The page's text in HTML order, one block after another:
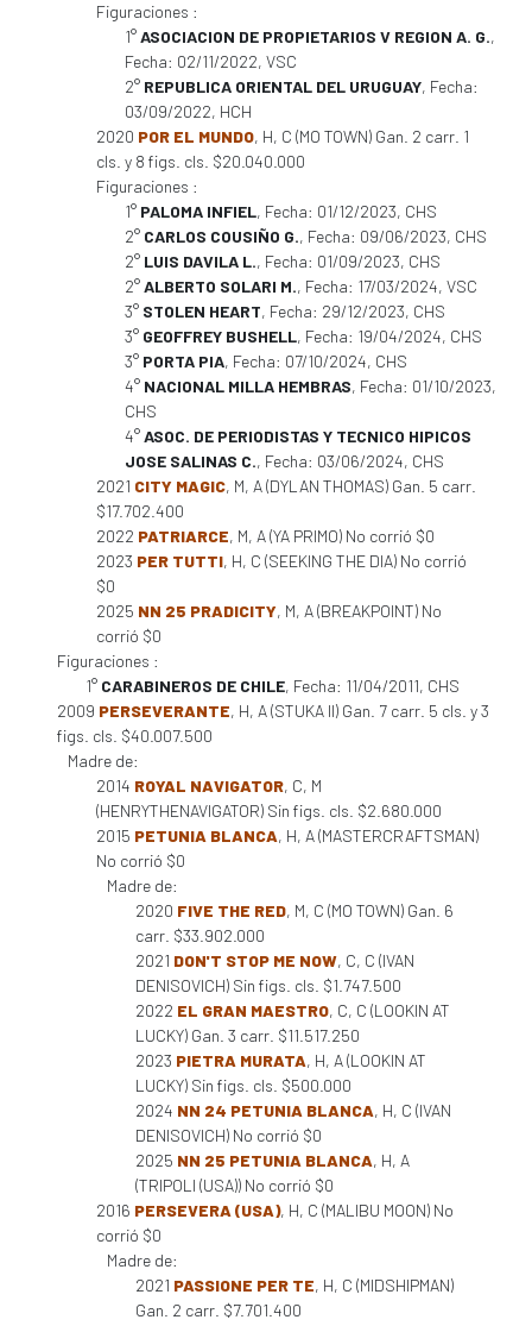
Figuraciones :
1°ASOCIACION DE PROPIETARIOS V REGION A. G.,
Fecha: 02/11/2022, VSC
2° REPUBLICA ORIENTAL DEL URUGUAY, Fecha:
03/09/2022, HCH
2020 POR EL MUNDO, H, C (MO TOWN) Gan. 2 carr. 1
cls. y 8 figs. cls. $20.040.000
Figuraciones :
1° PALOMA INFIEL, Fecha: 01/12/2023, CHS
2° CARLOS COUSIÑO G., Fecha: 09/06/2023, CHS
2° LUIS DAVILA L., Fecha: 01/09/2023, CHS
2°ALBERTO SOLARI M., Fecha: 17/03/2024, VSC
3° STOLEN HEART, Fecha: 29/12/2023, CHS
3° GEOFFREY BUSHELL, Fecha: 19/04/2024, CHS
3° PORTA PIA, Fecha: 07/10/2024, CHS
4° NACIONAL MILLA HEMBRAS, Fecha: 01/10/2023,
CHS
4°ASOC. DE PERIODISTAS Y TECNICO HIPICOS
JOSE SALINAS C., Fecha: 03/06/2024, CHS
2021 CITY MAGIC, M, A (DYLAN THOMAS) Gan. 5 carr.
$17.702.400
2022 PATRIARCE, M, A (YA PRIMO) No corrió $0
2023 PER TUTTI, H, C (SEEKING THE DIA) No corrió
$0
2025 NN 25 PRADICITY, M, A (BREAKPOINT) No
corrió $0
Figuraciones :
1° CARABINEROS DE CHILE, Fecha: 11/04/2011, CHS
2009 PERSEVERANTE, H, A (STUKA II) Gan. 7 carr. 5 cls. y 3
figs. cls. $40.007.500
Madre de:
2014 ROYAL NAVIGATOR, C, M
(HENRYTHENAVIGATOR) Sin figs. cls. $2.680.000
2015 PETUNIA BLANCA, H, A (MASTERCRAFTSMAN)
No corrió $0
Madre de:
2020 FIVE THE RED, M, C (MO TOWN) Gan. 6
carr. $33.902.000
2021 DON'T STOP ME NOW, C, C (IVAN
DENISOVICH) Sin figs. cls. $1.747.500
2022 EL GRAN MAESTRO, C, C (LOOKIN AT
LUCKY) Gan. 3 carr. $11.517.250
2023 PIETRA MURATA, H, A (LOOKIN AT
LUCKY) Sin figs. cls. $500.000
2024 NN 24 PETUNIA BLANCA, H, C (IVAN
DENISOVICH) No corrió $0
2025 NN 25 PETUNIA BLANCA, H, A
(TRIPOLI (USA)) No corrió $0
2016 PERSEVERA (USA), H, C (MALIBU MOON) No
corrió $0
Madre de:
2021 PASSIONE PER TE, H, C (MIDSHIPMAN)
Gan. 2 carr. $7.701.400